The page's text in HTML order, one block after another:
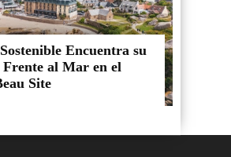
Encuentra su
Frente al Mar en el
Site